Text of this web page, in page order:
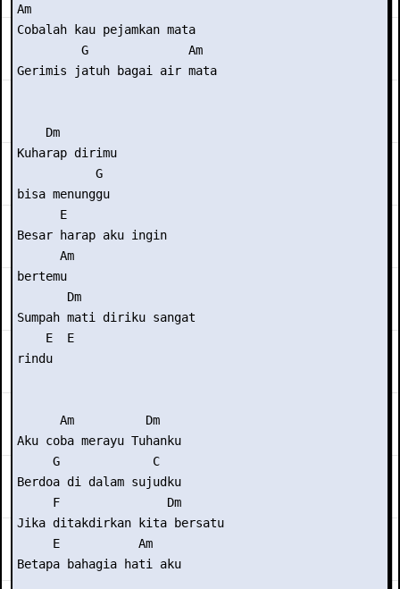
Am
Cobalah kau pejamkan mata
         G              Am
Gerimis jatuh bagai air mata
    Dm
Kuharap dirimu
           G
bisa menunggu
      E
Besar harap aku ingin
      Am
bertemu
       Dm
Sumpah mati diriku sangat
    E  E
rindu
      Am          Dm
Aku coba merayu Tuhanku
     G             C
Berdoa di dalam sujudku
     F               Dm
Jika ditakdirkan kita bersatu
     E           Am
Betapa bahagia hati aku